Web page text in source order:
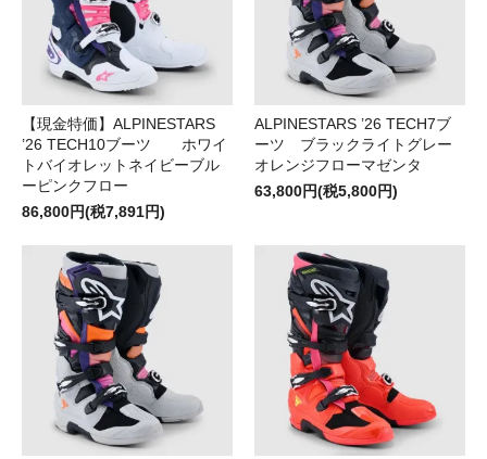
【現金特価】ALPINESTARS
’26 TECH10ブーツ ホワイ
トバイオレットネイビーブル
ーピンクフロー
86,800円(税7,891円)
ALPINESTARS ’26 TECH7ブ
ーツ ブラックライトグレー
オレンジフローマゼンタ
63,800円(税5,800円)